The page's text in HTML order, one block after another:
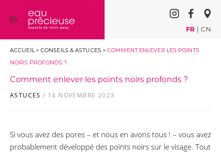
FR | CN
ACCUEIL>CONSEILS & ASTUCES>COMMENT ENLEVER LES POINTS
NOIRS PROFONDS ?
Comment enlever les points noirs profonds ?
ASTUCES / 14 NOVEMBRE 2023
Si vous avez des pores – et nous en avons tous ! – vous avez
probablement développé des points noirs sur le visage. Tout